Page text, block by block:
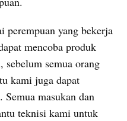
perempuan yang bekerja
mencoba produk
sebelum semua orang
kami juga dapat
masukan dan
teknisi kami untuk